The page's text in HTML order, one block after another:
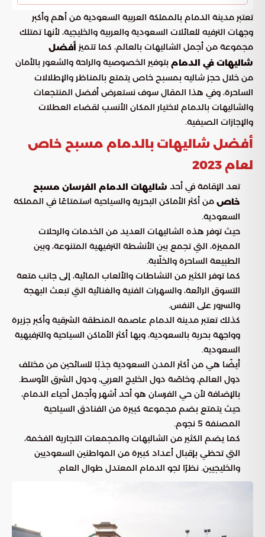
تعتبر مدينة الدمام بالمملكة العربية السعودية من أهم وأكبر
وجهات الترفيه للعائلات السعودية والعربية والخليجية، لأنها تمتلك
مجموعة من أجمل الشاليهات بالعالم، كما تتميز أفضل
شاليهات في الدمام بتوفير الخصوصية والراحة والشعور بالأمان
من خلال حجز شاليه بمسبح خاص يتمتع بالمناظر والإطلالات
الساحرة، وفي هذا المقال سوف نستعرض أفضل المنتجعات
والشاليهات بالدمام لاختيار المكان الأنسب لقضاء العطلات
والإجازات الصيفية.
أفضل شاليهات بالدمام مسبح خاص
لعام 2023
تعد الإقامة في أحد شاليهات الدمام الفرسان مسبح
خاص من أكثر الأماكن البحرية والسياحية استمتاعًا في المملكة
السعودية.
حيث توفر هذه الشاليهات العديد من الخدمات والرحلات
المميزة، التي تجمع بين الأنشطة الترفيهية المتنوعة، وبين
الطبيعة الساحرة والخلّابة.
كما توفر الكثير من النشاطات والألعاب المائية، إلى جانب متعة
التسوق الرائعة، والسهرات الفنية والغنائية التي تبعث البهجة
والسرور على النفس.
كذلك تعتبر مدينة الدمام عاصمة المنطقة الشرقية وأكبر جزيرة
وواجهة بحرية بالسعودية، وبها أكثر الأماكن السياحية والترفيهية
السعودية.
أيضًا هي من أكثر المدن السعودية جذبًا للسائحين من مختلف
دول العالم، وخاصًة دول الخليج العربي، ودول الشرق الأوسط.
بالإضافة لأن حي الفرسان هو أحد أشهر وأجمل أحياء الدمام،
حيث يتمتع بضم مجموعة كبيرة من الفنادق السياحية
المصنفة 5 نجوم.
كما يضم الكثير من الشاليهات والمجمعات التجارية الفخمة،
التي تحظي بإقبال أعداد كبيرة من المواطنين السعوديين
والخليجيين. نظرًا لجو الدمام المعتدل طوال العام.